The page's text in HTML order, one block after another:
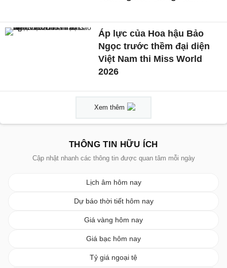
Áp lực của Hoa hậu Bảo
Ngọc trước thềm đại diện
Việt Nam thi Miss World
2026
Xem thêm
THÔNG TIN HỮU ÍCH
Cập nhật nhanh các thông tin được quan tâm mỗi ngày
Lịch âm hôm nay
Dự báo thời tiết hôm nay
Giá vàng hôm nay
Giá bạc hôm nay
Tỷ giá ngoại tệ